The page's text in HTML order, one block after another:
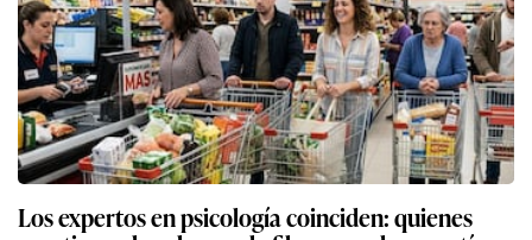
Los expertos en psicología coinciden: quienes